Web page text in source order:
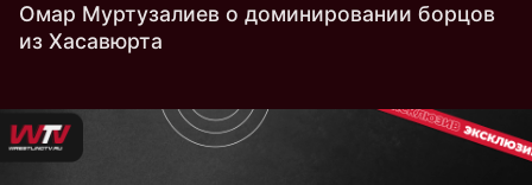
Омар Муртузалиев о доминировании борцов
из Хасавюрта